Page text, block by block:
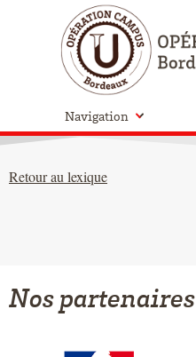
Navigation
Retour au lexique
Nos partenaires